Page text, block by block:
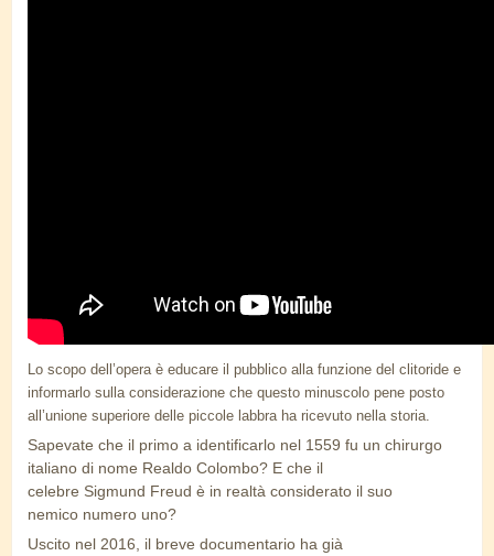
Lo scopo dell’opera è educare il pubblico alla funzione del clitoride e
informarlo sulla considerazione che questo minuscolo pene posto
all’unione superiore delle piccole labbra ha ricevuto nella storia.
Sapevate che il primo a identificarlo nel 1559 fu un chirurgo
italiano di nome Realdo Colombo? E che il
celebre Sigmund Freud è in realtà considerato il suo
nemico numero uno?
Uscito nel 2016, il breve documentario ha già